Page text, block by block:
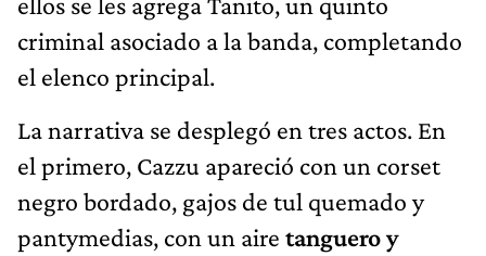
criminal asociado a la banda, completando
el elenco principal.
La narrativa se desplegó en tres actos. En
el primero, Cazzu apareció con un corset
negro bordado, gajos de tul quemado y
pantymedias, con un aire tanguero y